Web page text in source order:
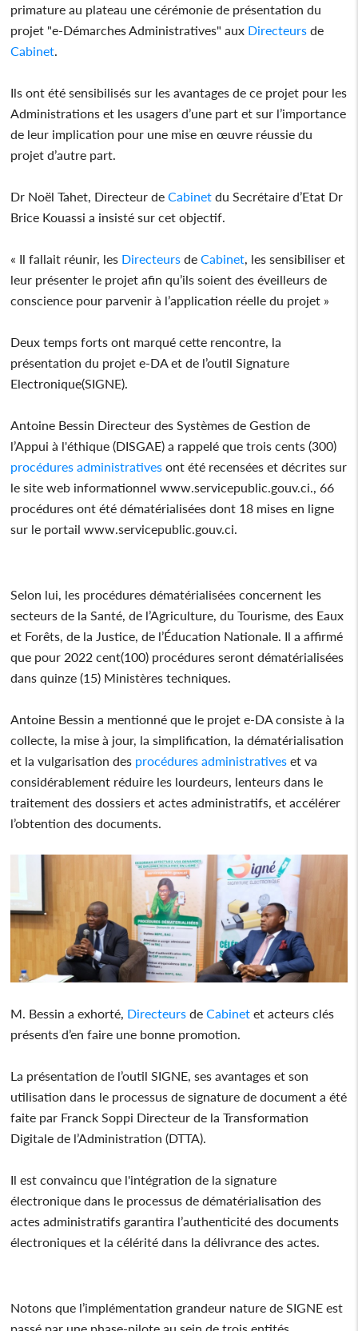
primature au plateau une cérémonie de présentation du
projet "e-Démarches Administratives" aux Directeurs de
Cabinet.
Ils ont été sensibilisés sur les avantages de ce projet pour les
Administrations et les usagers d’une part et sur l’importance
de leur implication pour une mise en œuvre réussie du
projet d’autre part.
Dr Noël Tahet, Directeur deCabinet du Secrétaire d’Etat Dr
Brice Kouassi a insisté sur cet objectif.
« Il fallait réunir, les Directeurs deCabinet, les sensibiliser et
leur présenter le projet afin qu’ils soient des éveilleurs de
conscience pour parvenir à l’application réelle du projet »
Deux temps forts ont marqué cette rencontre, la
présentation du projet e-DA et de l’outil Signature
Electronique(SIGNE).
Antoine Bessin Directeur des Systèmes de Gestion de
l’Appui à l'éthique (DISGAE) a rappelé que trois cents (300)
procédures administratives ont été recensées et décrites sur
le site web informationnel www.servicepublic.gouv.ci., 66
procédures ont été dématérialisées dont 18 mises en ligne
sur le portail www.servicepublic.gouv.ci.
Selon lui, les procédures dématérialisées concernent les
secteurs de la Santé, de l’Agriculture, du Tourisme, des Eaux
et Forêts, de la Justice, de l’Éducation Nationale. Il a affirmé
que pour 2022 cent(100) procédures seront dématérialisées
dans quinze (15) Ministères techniques.
Antoine Bessin a mentionné que le projet e-DA consiste à la
collecte, la mise à jour, la simplification, la dématérialisation
et la vulgarisation des procédures administratives et va
considérablement réduire les lourdeurs, lenteurs dans le
traitement des dossiers et actes administratifs, et accélérer
l’obtention des documents.
M. Bessin a exhorté, Directeurs deCabinet et acteurs clés
présents d’en faire une bonne promotion.
La présentation de l’outil SIGNE, ses avantages et son
utilisation dans le processus de signature de document a été
faite par Franck Soppi Directeur de la Transformation
Digitale de l’Administration (DTTA).
Il est convaincu que l'intégration de la signature
électronique dans le processus de dématérialisation des
actes administratifs garantira l’authenticité des documents
électroniques et la célérité dans la délivrance des actes.
Notons que l’implémentation grandeur nature de SIGNE est